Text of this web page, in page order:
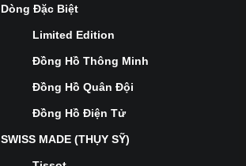
Dòng Đặc Biệt
Limited Edition
Đồng Hồ Thông Minh
Đồng Hồ Quân Đội
Đồng Hồ Điện Tử
SWISS MADE (THỤY SỸ)